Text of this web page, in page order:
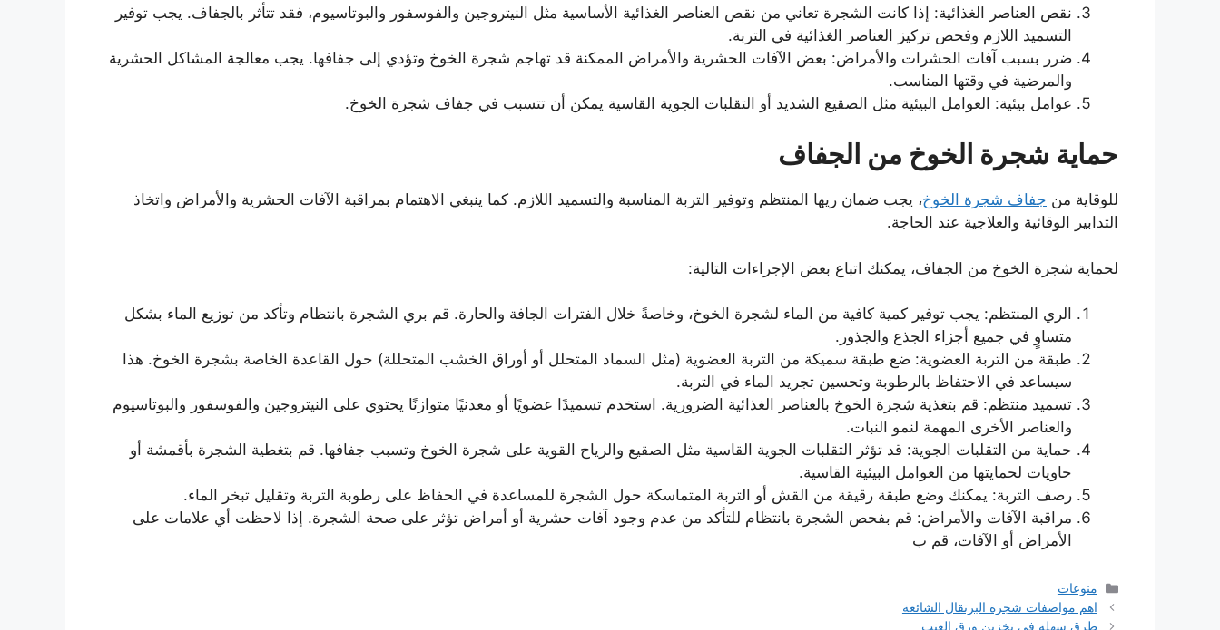
نقص العناصر الغذائية: إذا كانت الشجرة تعاني من نقص العناصر الغذائية الأساسية مثل النيتروجين والفوسفور والبوتاسيوم، فقد تتأثر بالجفاف. يجب توفير
التسميد اللازم وفحص تركيز العناصر الغذائية في التربة.
ضرر بسبب آفات الحشرات والأمراض: بعض الآفات الحشرية والأمراض الممكنة قد تهاجم شجرة الخوخ وتؤدي إلى جفافها. يجب معالجة المشاكل الحشرية
والمرضية في وقتها المناسب.
عوامل بيئية: العوامل البيئية مثل الصقيع الشديد أو التقلبات الجوية القاسية يمكن أن تتسبب في جفاف شجرة الخوخ.
حماية شجرة الخوخ من الجفاف
للوقاية من جفاف شجرة الخوخ، يجب ضمان ريها المنتظم وتوفير التربة المناسبة والتسميد اللازم. كما ينبغي الاهتمام بمراقبة الآفات الحشرية والأمراض واتخاذ
التدابير الوقائية والعلاجية عند الحاجة.
لحماية شجرة الخوخ من الجفاف، يمكنك اتباع بعض الإجراءات التالية:
الري المنتظم: يجب توفير كمية كافية من الماء لشجرة الخوخ، وخاصةً خلال الفترات الجافة والحارة. قم بري الشجرة بانتظام وتأكد من توزيع الماء بشكل
متساوٍ في جميع أجزاء الجذع والجذور.
طبقة من التربة العضوية: ضع طبقة سميكة من التربة العضوية (مثل السماد المتحلل أو أوراق الخشب المتحللة) حول القاعدة الخاصة بشجرة الخوخ. هذا
سيساعد في الاحتفاظ بالرطوبة وتحسين تجريد الماء في التربة.
تسميد منتظم: قم بتغذية شجرة الخوخ بالعناصر الغذائية الضرورية. استخدم تسميدًا عضويًا أو معدنيًا متوازنًا يحتوي على النيتروجين والفوسفور والبوتاسيوم
والعناصر الأخرى المهمة لنمو النبات.
حماية من التقلبات الجوية: قد تؤثر التقلبات الجوية القاسية مثل الصقيع والرياح القوية على شجرة الخوخ وتسبب جفافها. قم بتغطية الشجرة بأقمشة أو
حاويات لحمايتها من العوامل البيئية القاسية.
رصف التربة: يمكنك وضع طبقة رقيقة من القش أو التربة المتماسكة حول الشجرة للمساعدة في الحفاظ على رطوبة التربة وتقليل تبخر الماء.
مراقبة الآفات والأمراض: قم بفحص الشجرة بانتظام للتأكد من عدم وجود آفات حشرية أو أمراض تؤثر على صحة الشجرة. إذا لاحظت أي علامات على
الأمراض أو الآفات، قم ب
التصنيفات
منوعات
اهم مواصفات شجرة البرتقال الشائعة
طرق سهلة في تخزين ورق العنب